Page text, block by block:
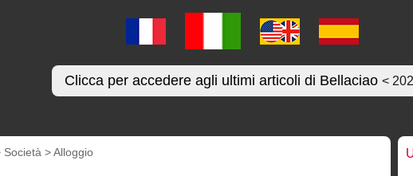
Clicca per accedere agli ultimi articoli di Bellaciao <
Società >Alloggio